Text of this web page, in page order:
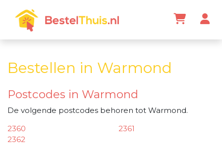
Bestellen in Warmond
Postcodes in Warmond
De volgende postcodes behoren tot Warmond.
2360
2361
2362